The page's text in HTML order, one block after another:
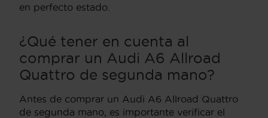
en perfecto estado.
¿Qué tener en cuenta al
comprar un Audi A6 Allroad
Quattro de segunda mano?
Antes de comprar un Audi A6 Allroad Quattro
de segunda mano, es importante verificar el